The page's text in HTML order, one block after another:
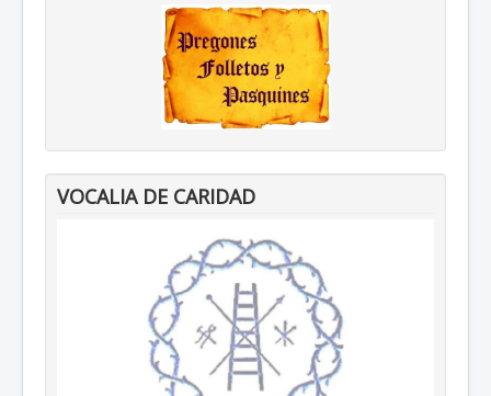
VOCALIA DE CARIDAD